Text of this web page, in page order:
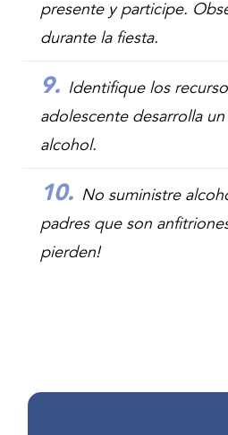
presente y participe.
durante la fiesta.
Identifique los
adolescente desarrolla
alcohol.
No suministre
padres que son
pierden!